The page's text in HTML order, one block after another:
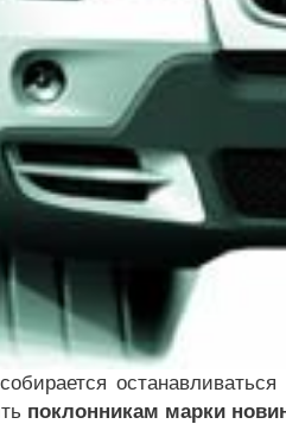
поклонникам марки